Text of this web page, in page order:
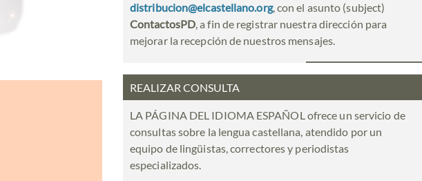
distribucion@elcastellano.org, con el asunto (subject)
ContactosPD, a fin de registrar nuestra dirección para
mejorar la recepción de nuestros mensajes.
REALIZAR CONSULTA
LA PÁGINA DEL IDIOMA ESPAÑOL ofrece un servicio de
consultas sobre la lengua castellana, atendido por un
equipo de lingüistas, correctores y periodistas
especializados.